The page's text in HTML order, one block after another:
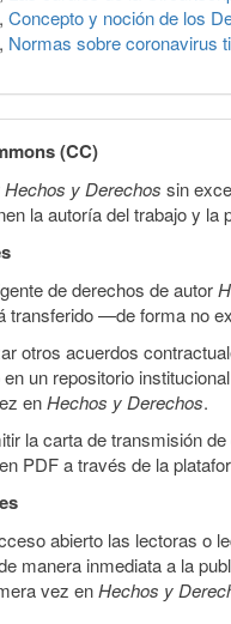
Concepto y noción de los
Normas sobre coronavirus
(CC)
Hechos y Derechos sin
la autoría del trabajo y
de derechos de autor
transferido —de forma no
otros acuerdos
un repositorio
enHechos y Derechos.
la carta de transmisión
PDF a través de la
abierto las lectoras o
manera inmediata a la
vez enHechos y